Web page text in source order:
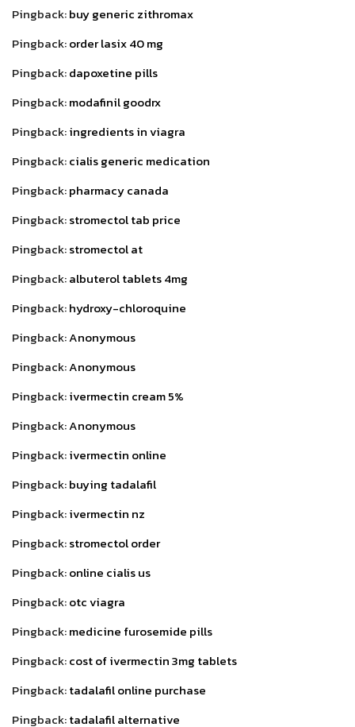
Pingback:buy generic zithromax
Pingback:order lasix 40 mg
Pingback:dapoxetine pills
Pingback:modafinil goodrx
Pingback:ingredients in viagra
Pingback:cialis generic medication
Pingback:pharmacy canada
Pingback:stromectol tab price
Pingback:stromectol at
Pingback:albuterol tablets 4mg
Pingback:hydroxy-chloroquine
Pingback:Anonymous
Pingback:Anonymous
Pingback:ivermectin cream 5%
Pingback:Anonymous
Pingback:ivermectin online
Pingback:buying tadalafil
Pingback:ivermectin nz
Pingback:stromectol order
Pingback:online cialis us
Pingback:otc viagra
Pingback:medicine furosemide pills
Pingback:cost of ivermectin 3mg tablets
Pingback:tadalafil online purchase
Pingback:tadalafil alternative